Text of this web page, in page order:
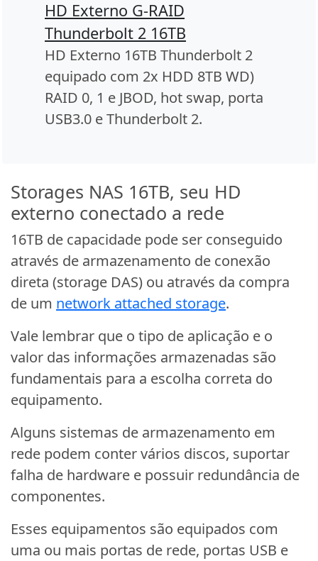
HD Externo G-RAID
Thunderbolt 2 16TB
HD Externo 16TB Thunderbolt 2
equipado com 2x HDD 8TB WD)
RAID 0, 1 e JBOD, hot swap, porta
USB3.0 e Thunderbolt 2.
Storages NAS 16TB, seu HD
externo conectado a rede
16TB de capacidade pode ser conseguido
através de armazenamento de conexão
direta (storage DAS) ou através da compra
de um network attached storage.
Vale lembrar que o tipo de aplicação e o
valor das informações armazenadas são
fundamentais para a escolha correta do
equipamento.
Alguns sistemas de armazenamento em
rede podem conter vários discos, suportar
falha de hardware e possuir redundância de
componentes.
Esses equipamentos são equipados com
uma ou mais portas de rede, portas USB e